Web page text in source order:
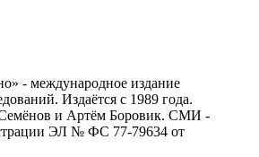
- международное издание
Издаётся с 1989 года.
и Артём Боровик. CМИ -
ЭЛ № ФС 77-79634 от